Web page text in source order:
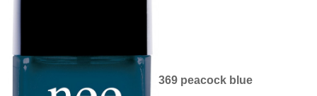
369 peacock blue